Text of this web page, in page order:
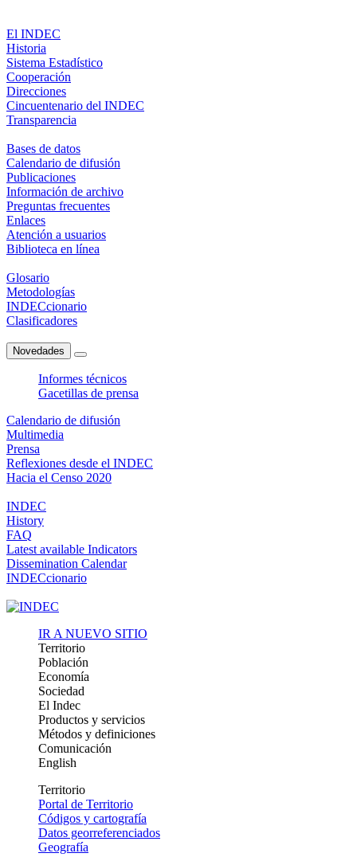
El INDEC
Historia
Sistema Estadístico
Cooperación
Direcciones
Cincuentenario del INDEC
Transparencia
Bases de datos
Calendario de difusión
Publicaciones
Información de archivo
Preguntas frecuentes
Enlaces
Atención a usuarios
Biblioteca en línea
Glosario
Metodologías
INDECcionario
Clasificadores
Novedades
Informes técnicos
Gacetillas de prensa
Calendario de difusión
Multimedia
Prensa
Reflexiones desde el INDEC
Hacia el Censo 2020
INDEC
History
FAQ
Latest available Indicators
Dissemination Calendar
INDECcionario
IR A NUEVO SITIO
Territorio
Población
Economía
Sociedad
El Indec
Productos y servicios
Métodos y definiciones
Comunicación
English
Territorio
Portal de Territorio
Códigos y cartografía
Datos georreferenciados
Geografía